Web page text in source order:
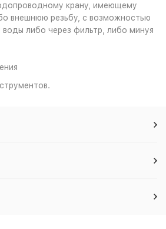
крану, имеющему
внешнюю резьбу, с возможностью
либо через фильтр, либо минуя